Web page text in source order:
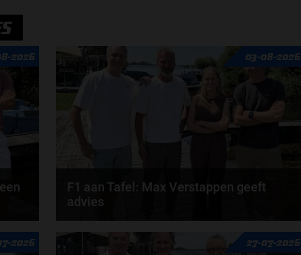
2026
en
03-08-2026
F1 aan Tafel: Max Verstappen geeft
advies
Max Verstappen adviseert Red Bull. Gaat George
Russell weg bij Mercedes? En moet de budgetcap...
2026 27-07-2026